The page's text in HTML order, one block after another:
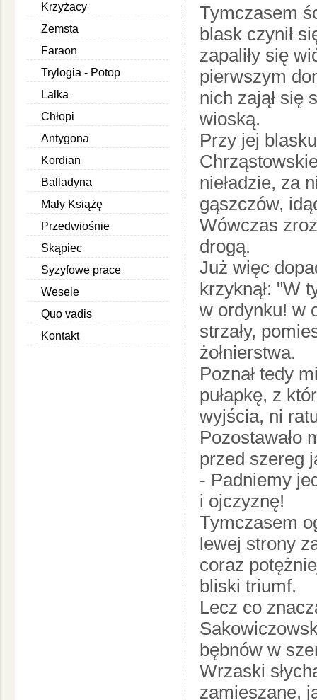
Krzyżacy
Zemsta
Faraon
Trylogia - Potop
Lalka
Chłopi
Antygona
Kordian
Balladyna
Mały Książę
Przedwiośnie
Skąpiec
Syzyfowe prace
Wesele
Quo vadis
Kontakt
Tymczasem
blask czynił
zapaliły się
pierwszym
nich zajął się
wioską.
Przy jej
nieładzie, za
gąszczów,
Wówczas
drogą.
Już więc
krzyknął: "W
w ordynku! w
strzały,
żołnierstwa.
Poznał tedy
pułapkę, z
wyjścia, ni
Pozostawało
przed szereg
- Padniemy
i ojczyznę!
Tymczasem
lewej strony
coraz
bliski triumf.
Lecz co
bębnów w
Wrzaski
zamieszane,